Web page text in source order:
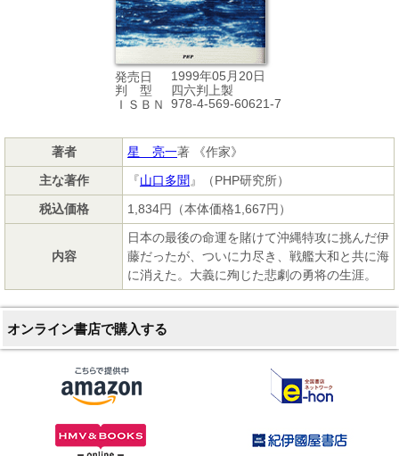
発売日
1999年05月20日
判 型
四六判上製
ＩＳＢＮ
978-4-569-60621-7
著者 星 亮一著 《作家》
主な著作
『山口多聞 』（PHP研究所）
税込価格
1,834円（本体価格1,667円）
内容
日本の最後の命運を賭けて沖縄特攻に挑んだ伊
藤だったが、ついに力尽き、戦艦大和と共に海
に消えた。大義に殉じた悲劇の勇将の生涯。
オンライン書店で購入する